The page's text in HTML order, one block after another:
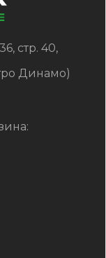
стр. 40,
Динамо)